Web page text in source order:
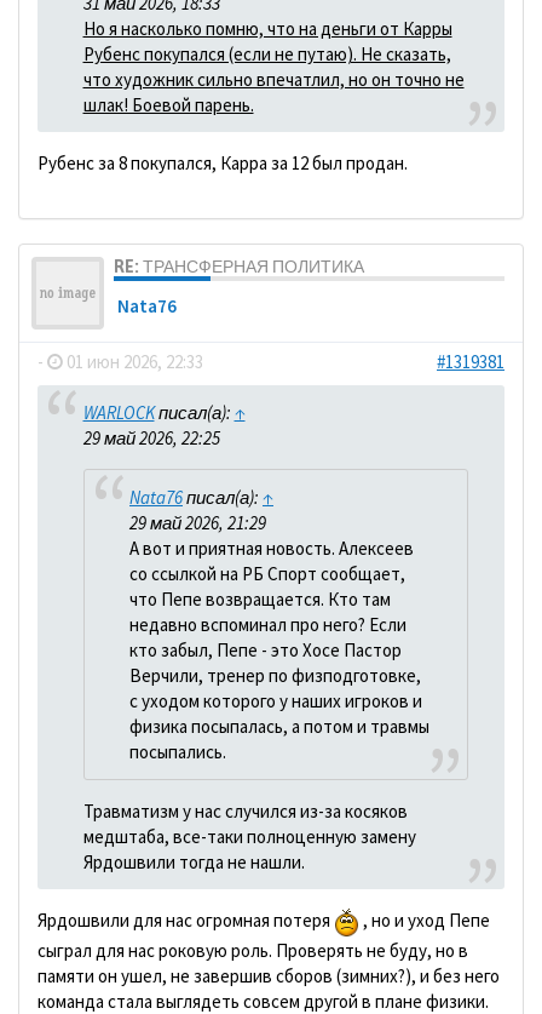
Но я насколько помню, что на деньги от Карры
Рубенс покупался (если не путаю). Не сказать,
что художник сильно впечатлил, но он точно не
шлак! Боевой парень.
Рубенс за 8 покупался, Карра за 12 был продан.
RE: ТРАНСФЕРНАЯ ПОЛИТИКА
Nata76
- 01 июн 2026, 22:33 #1319381
WARLOCKписал(а): ↑
29 май 2026, 22:25
Nata76писал(а): ↑
29 май 2026, 21:29
А вот и приятная новость. Алексеев
со ссылкой на РБ Спорт сообщает,
что Пепе возвращается. Кто там
недавно вспоминал про него? Если
кто забыл, Пепе - это Хосе Пастор
Верчили, тренер по физподготовке,
с уходом которого у наших игроков и
физика посыпалась, а потом и травмы
посыпались.
Травматизм у нас случился из-за косяков
медштаба, все-таки полноценную замену
Ярдошвили тогда не нашли.
Ярдошвили для нас огромная потеря
, но и уход Пепе
сыграл для нас роковую роль. Проверять не буду, но в
памяти он ушел, не завершив сборов (зимних?), и без него
команда стала выглядеть совсем другой в плане физики.